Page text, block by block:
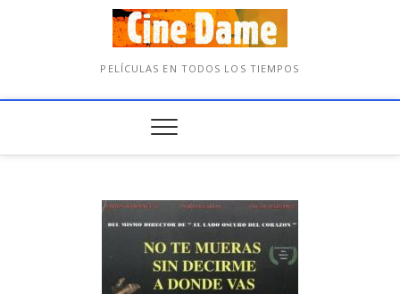
PELÍCULAS EN TODOS LOS TIEMPOS